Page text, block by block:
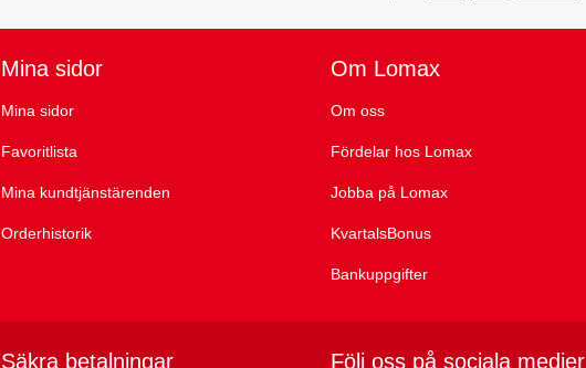
Mina sidor
Mina sidor
Favoritlista
Mina kundtjänstärenden
Orderhistorik
Om Lomax
Om oss
Fördelar hos Lomax
Jobba på Lomax
KvartalsBonus
Bankuppgifter
Säkra betalningar Följ oss på sociala medier